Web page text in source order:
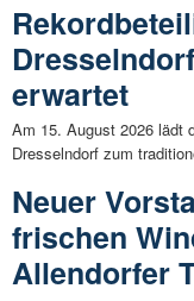
erwartet
Am 15. August 2026 lädt
Dresselndorf zum
Neuer
frischen
Allendorfer